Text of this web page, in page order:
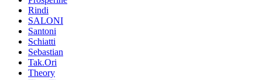
Rindi
SALONI
Santoni
Schiatti
Sebastian
Tak.Ori
Theory